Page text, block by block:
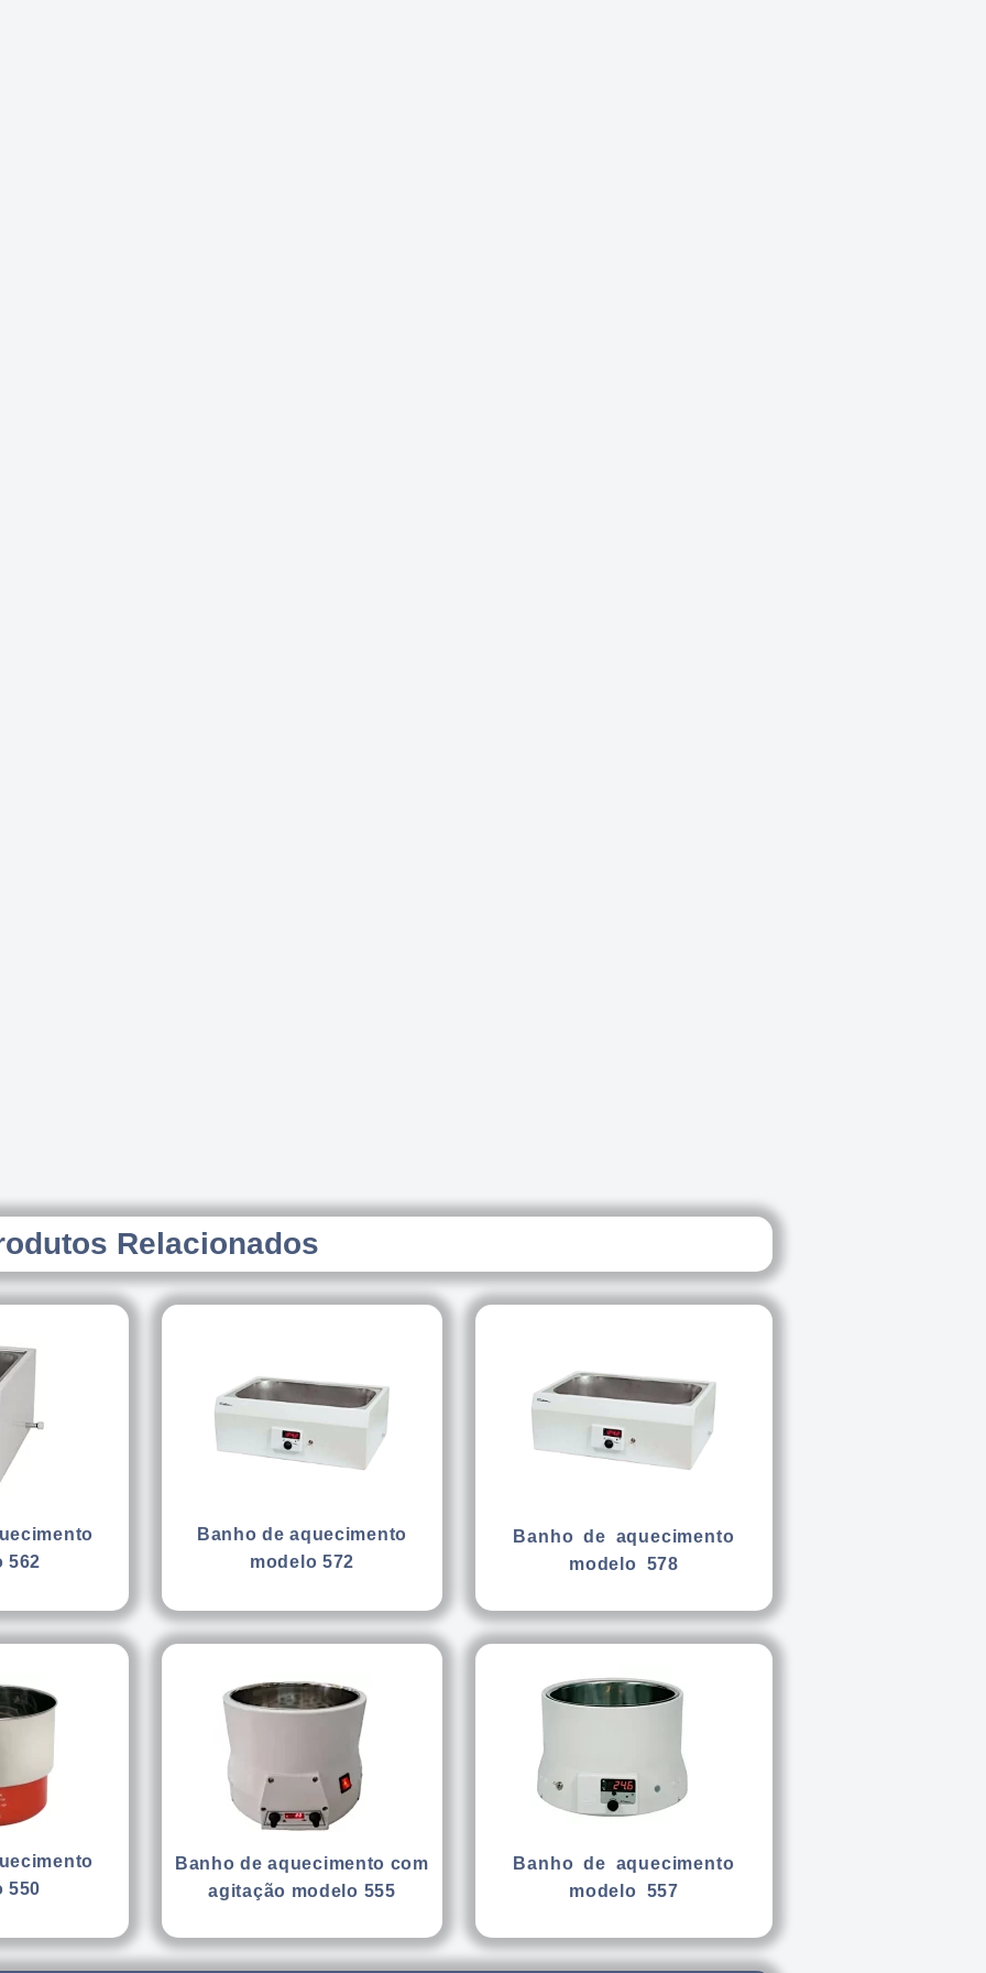
Relacionados
562
Banho de aquecimento
modelo 572
Banho de aquecimento
modelo 578
550
Banho de aquecimento com
agitação modelo 555
Banho de aquecimento
modelo 557